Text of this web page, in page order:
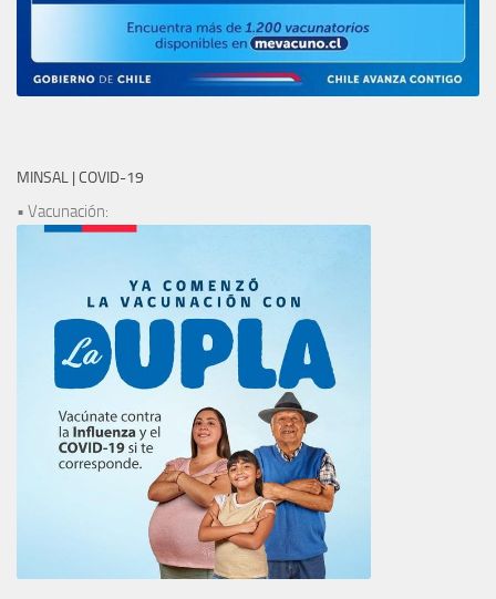
MINSAL | COVID-19
• Vacunación: